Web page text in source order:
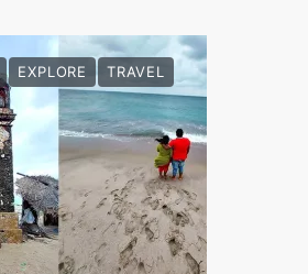
EXPLORE TRAVEL